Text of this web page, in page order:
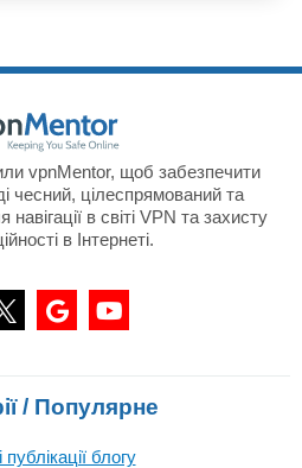
vpnMentor, щоб забезпечити
чесний, цілеспрямований та
в світі VPN та захисту
в Інтернеті.
/ Популярне
блогу